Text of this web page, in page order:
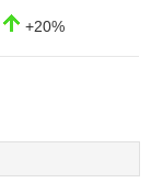
+20%